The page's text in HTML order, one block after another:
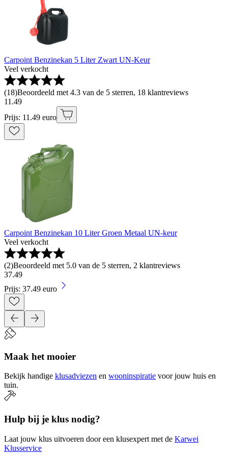
Carpoint Benzinekan 5 Liter Zwart UN-Keur
Veel verkocht
(18)Beoordeeld met 4.3 van de 5 sterren, 18 klantreviews
11 .49
Prijs: 11.49 euro
Carpoint Benzinekan 10 Liter Groen Metaal UN-keur
Veel verkocht
(2)Beoordeeld met 5.0 van de 5 sterren, 2 klantreviews
37.49
Prijs: 37.49 euro
Maak het mooier
Bekijk handige klusadviezen en wooninspiratie voor jouw huis en
tuin.
Hulp bij je klus nodig?
Laat jouw klus uitvoeren door een klusexpert met de Karwei
Klusservice